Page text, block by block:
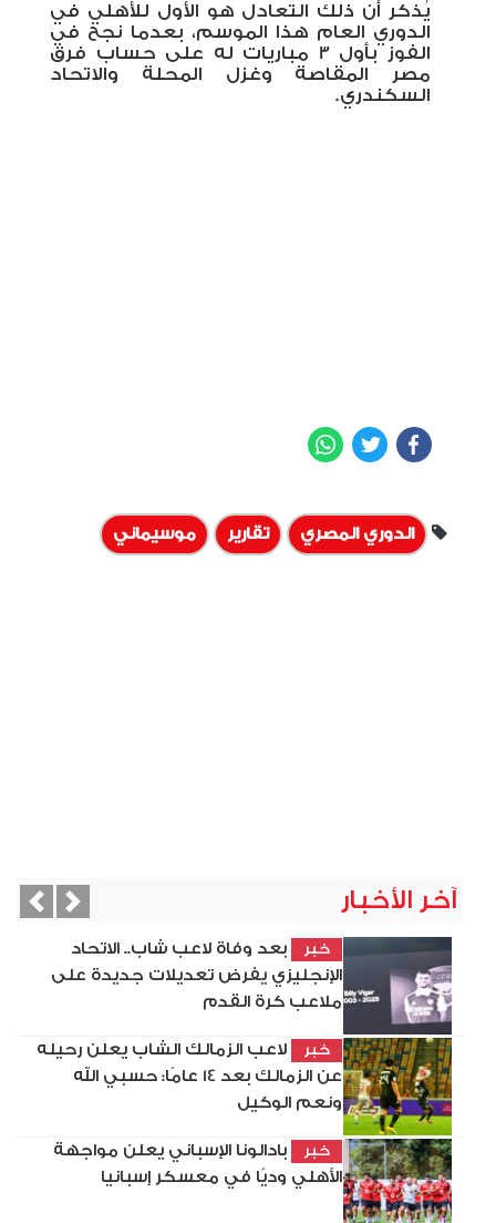
يُذكر أن ذلك التعادل هو الأول للأهلي في
الدوري العام هذا الموسم، بعدما نجح في
الفوز بأول 3 مباريات له على حساب فرق
مصر المقاصة وغزل المحلة والاتحاد
السكندري.
Facebook
Twitter
الدوري المصري تقارير موسيماني
آخر الأخبار
خبر
بعد وفاة لاعب شاب.. الاتحاد
الإنجليزي يفرض تعديلات جديدة على
ملاعب كرة القدم
خبر
لاعب الزمالك الشاب يعلن رحيله
عن الزمالك بعد 14 عامًا: حسبي الله
ونعم الوكيل
خبر
بادالونا الإسباني يعلن مواجهة
الأهلي وديًا في معسكر إسبانيا
Next